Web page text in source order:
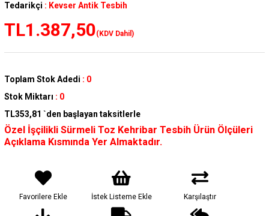
Tedarikçi : Kevser Antik Tesbih
TL1.387,50(KDV Dahil)
Toplam Stok Adedi : 0
Stok Miktarı : 0
TL353,81 `den başlayan taksitlerle
Özel İşçilikli Sürmeli Toz Kehribar Tesbih Ürün Ölçüleri
Açıklama Kısmında Yer Almaktadır.
Favorilere Ekle İstek Listeme Ekle Karşılaştır